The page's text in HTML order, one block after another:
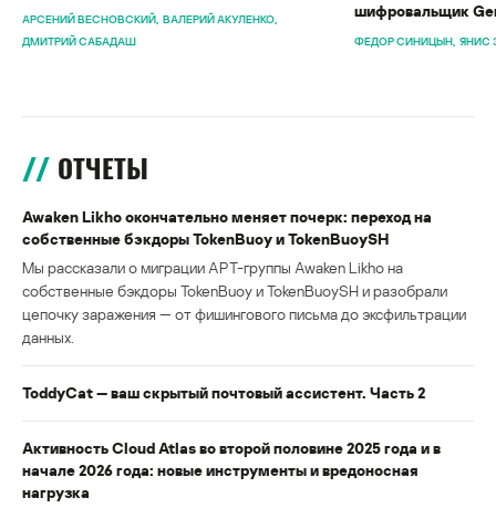
АРСЕНИЙ ВЕСНОВСКИЙ ВАЛЕРИЙ АКУЛЕНКО
ДМИТРИЙ САБАДАШ
шифровальщик
ФЕДОР СИНИЦЫН ЯНИС
ОТЧЕТЫ
Awaken Likho окончательно меняет почерк: переход на
собственные бэкдоры TokenBuoy и TokenBuoySH
Мы рассказали о миграции APT-группы Awaken Likho на
собственные бэкдоры TokenBuoy и TokenBuoySH и разобрали
цепочку заражения — от фишингового письма до эксфильтрации
данных.
ToddyCat — ваш скрытый почтовый ассистент. Часть 2
Активность Cloud Atlas во второй половине 2025 года и в
начале 2026 года: новые инструменты и вредоносная
нагрузка